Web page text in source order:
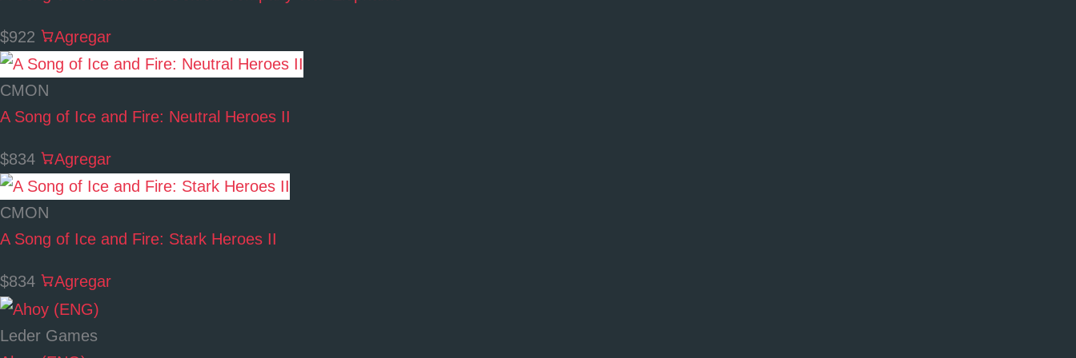
$922 Agregar
CMON
A Song of Ice and Fire: Neutral Heroes II
$834 Agregar
CMON
A Song of Ice and Fire: Stark Heroes II
$834 Agregar
Leder Games